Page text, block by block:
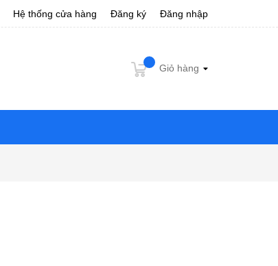
Hệ thống cửa hàng Đăng ký Đăng nhập
Giỏ hàng